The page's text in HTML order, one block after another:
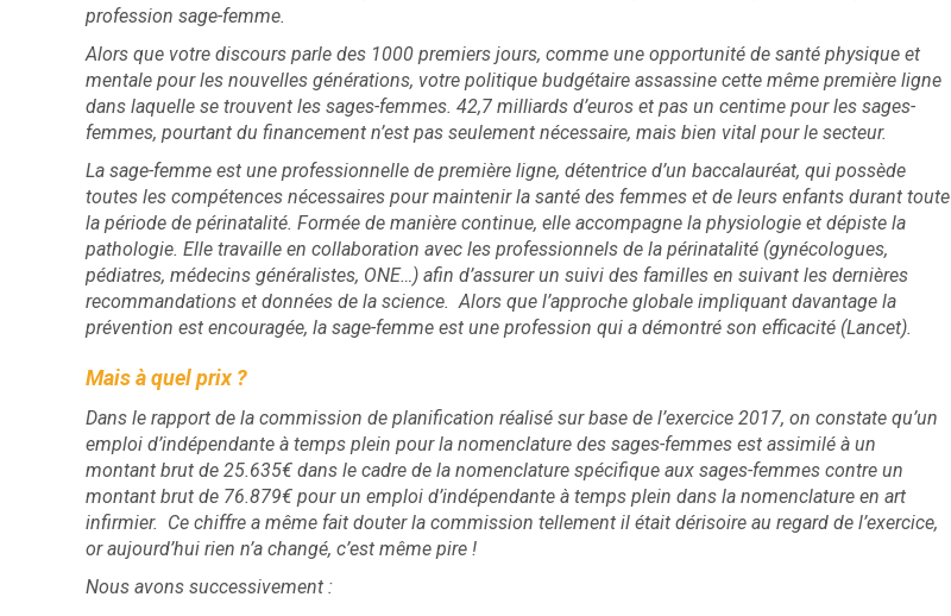
profession sage-femme.
Alors que votre discours parle des 1000 premiers jours, comme une opportunité de santé physique et
mentale pour les nouvelles générations, votre politique budgétaire assassine cette même première ligne
dans laquelle se trouvent les sages-femmes. 42,7 milliards d’euros et pas un centime pour les sages-
femmes, pourtant du financement n’est pas seulement nécessaire, mais bien vital pour le secteur.
La sage-femme est une professionnelle de première ligne, détentrice d’un baccalauréat, qui possède
toutes les compétences nécessaires pour maintenir la santé des femmes et de leurs enfants durant toute
la période de périnatalité. Formée de manière continue, elle accompagne la physiologie et dépiste la
pathologie. Elle travaille en collaboration avec les professionnels de la périnatalité (gynécologues,
pédiatres, médecins généralistes, ONE…) afin d’assurer un suivi des familles en suivant les dernières
recommandations et données de la science. Alors que l’approche globale impliquant davantage la
prévention est encouragée, la sage-femme est une profession qui a démontré son efficacité (Lancet).
Mais à quel prix ?
Dans le rapport de la commission de planification réalisé sur base de l’exercice 2017, on constate qu’un
emploi d’indépendante à temps plein pour la nomenclature des sages-femmes est assimilé à un
montant brut de 25.635€ dans le cadre de la nomenclature spécifique aux sages-femmes contre un
montant brut de 76.879€ pour un emploi d’indépendante à temps plein dans la nomenclature en art
infirmier. Ce chiffre a même fait douter la commission tellement il était dérisoire au regard de l’exercice,
or aujourd’hui rien n’a changé, c’est même pire !
Nous avons successivement :